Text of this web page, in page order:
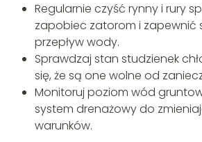
Regularnie czyść rynny i rury
zapobiec zatorom i zapewnić
przepływ wody.
Sprawdzaj stan studzienek
się, że są one wolne od
Monitoruj poziom wód
system drenażowy do
warunków.